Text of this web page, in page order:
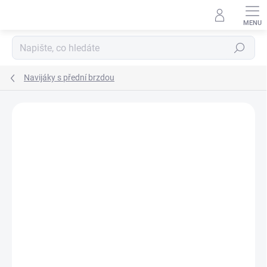
Hledat
Navijáky s přední brzdou